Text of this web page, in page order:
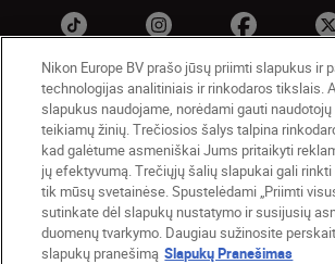
Lietuva Nikon Sites
Contact Us Privacy Notice
Terms of
Cookie Notice
Cookie Settings
© 2026 Nikon
Nikon Europe BV prašo jūsų priimti slapukus ir
technologijas analitiniais ir rinkodaros tikslais.
slapukus naudojame, norėdami gauti
teikiamų žinių. Trečiosios šalys talpina
kad galėtume asmeniškai Jums pritaikyti
jų efektyvumą. Trečiųjų šalių slapukai gali
tik mūsų svetainėse. Spustelėdami „Priimti
sutinkate dėl slapukų nustatymo ir susijusių
duomenų tvarkymo. Daugiau sužinosite
slapukų pranešimą Slapukų Pranešimas